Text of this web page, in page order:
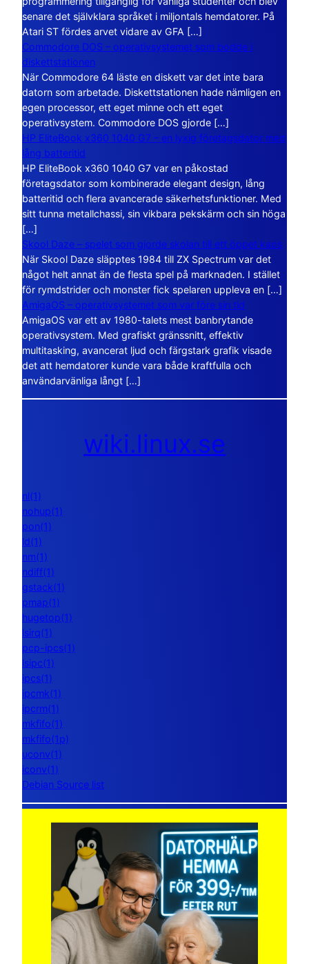
senare det självklara språket i miljontals hemdatorer. På
Atari ST fördes arvet vidare av GFA […]
Commodore DOS – operativsystemet som bodde i
diskettstationen
När Commodore 64 läste en diskett var det inte bara
datorn som arbetade. Diskettstationen hade nämligen en
egen processor, ett eget minne och ett eget
operativsystem. Commodore DOS gjorde […]
HP EliteBook x360 1040 G7 – en lyxig företagsdator med
lång batteritid
HP EliteBook x360 1040 G7 var en påkostad
företagsdator som kombinerade elegant design, lång
batteritid och flera avancerade säkerhetsfunktioner. Med
sitt tunna metallchassi, sin vikbara pekskärm och sin höga
[…]
Skool Daze – spelet som gjorde skolan till ett öppet kaos
När Skool Daze släpptes 1984 till ZX Spectrum var det
något helt annat än de flesta spel på marknaden. I stället
för rymdstrider och monster fick spelaren uppleva en […]
AmigaOS – operativsystemet som var före sin tid
AmigaOS var ett av 1980-talets mest banbrytande
operativsystem. Med grafiskt gränssnitt, effektiv
multitasking, avancerat ljud och färgstark grafik visade
det att hemdatorer kunde vara både kraftfulla och
användarvänliga långt […]
wiki.linux.se
nl(1)
nohup(1)
pon(1)
ld(1)
nm(1)
ndiff(1)
gstack(1)
pmap(1)
hugetop(1)
lsirq(1)
pcp-ipcs(1)
lsipc(1)
ipcs(1)
ipcmk(1)
ipcrm(1)
mkfifo(1)
mkfifo(1p)
uconv(1)
iconv(1)
Debian Source list